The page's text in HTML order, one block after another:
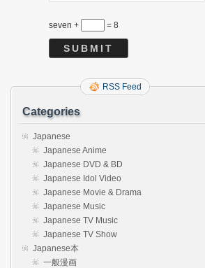
seven + = 8
RSS Feed
Categories
Japanese
Japanese Anime
Japanese DVD & BD
Japanese Idol Video
Japanese Movie & Drama
Japanese Music
Japanese TV Music
Japanese TV Show
Japanese本
一般漫画